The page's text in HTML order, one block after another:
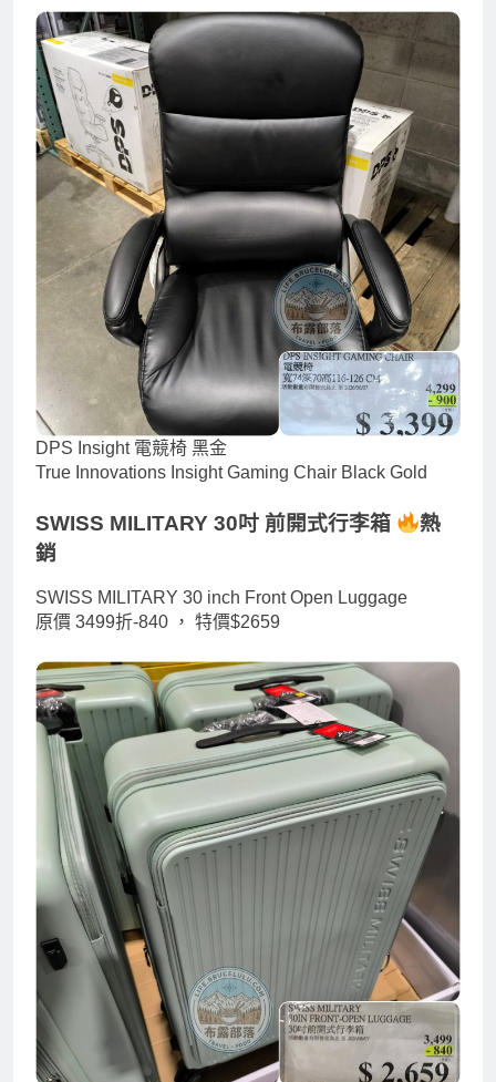
DPS Insight 電競椅 黑金
True Innovations Insight Gaming Chair Black Gold
SWISS MILITARY 30吋 前開式行李箱
熱
銷
SWISS MILITARY 30 inch Front Open Luggage
原價 3499折-840 ， 特價$2659